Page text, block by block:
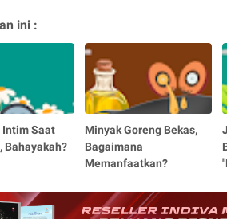
ini :
Intim Saat
Bahayakah?
Minyak Goreng Bekas,
Bagaimana
Memanfaatkan?